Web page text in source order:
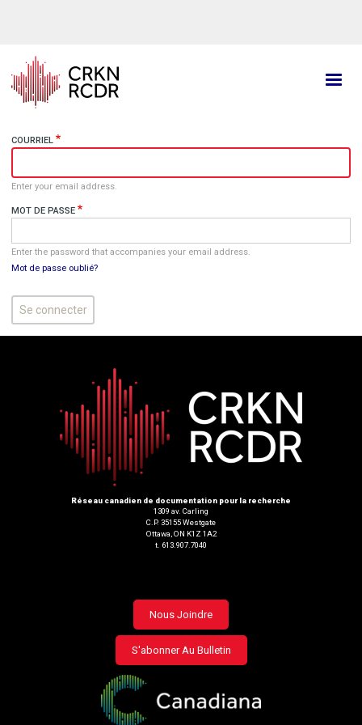
principal
COURRIEL
Enter your email address.
MOT DE PASSE
Enter the password that accompanies your email address.
Mot de passe oublié?
Réseau canadien de documentation pour la recherche
1309 av. Carling
C.P. 35155 Westgate
Ottawa, ON K1Z 1A2
t. 613.907.7040
Footer
menu
Nous Joindre
S'abonner Au Bulletin